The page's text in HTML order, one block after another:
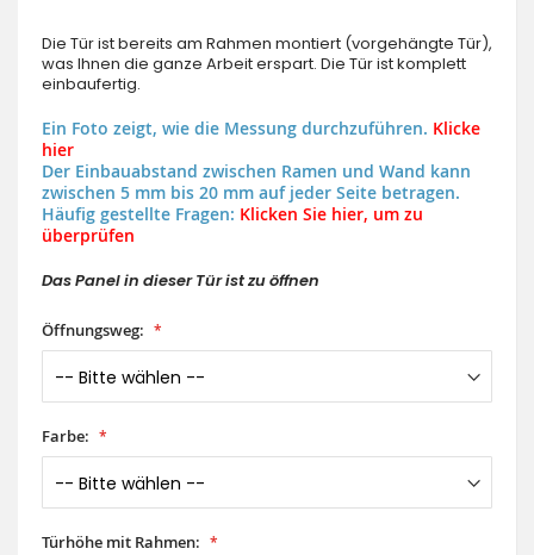
Die Tür ist bereits am Rahmen montiert (vorgehängte Tür),
was Ihnen die ganze Arbeit erspart. Die Tür ist komplett
einbaufertig.
Ein Foto zeigt, wie die Messung durchzuführen. Klicke
hier
Der Einbauabstand zwischen Ramen und Wand kann
zwischen 5 mm bis 20 mm auf jeder Seite betragen.
Häufig gestellte Fragen: Klicken Sie hier, um zu
überprüfen
Das Panel in dieser Tür ist zu öffnen
Öffnungsweg:
Farbe:
Türhöhe mit Rahmen: